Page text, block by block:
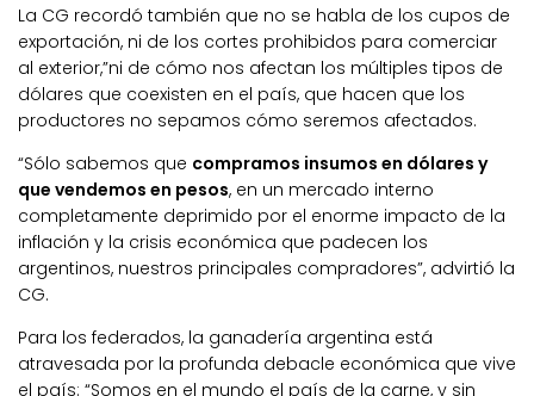
La CG recordó también que no se habla de los cupos de
exportación, ni de los cortes prohibidos para comerciar
al exterior,”ni de cómo nos afectan los múltiples tipos de
dólares que coexisten en el país, que hacen que los
productores no sepamos cómo seremos afectados.
“Sólo sabemos que compramos insumos en dólares y
que vendemos en pesos, en un mercado interno
completamente deprimido por el enorme impacto de la
inflación y la crisis económica que padecen los
argentinos, nuestros principales compradores”, advirtió la
CG.
Para los federados, la ganadería argentina está
atravesada por la profunda debacle económica que vive
el país: “Somos en el mundo el país de la carne, y sin